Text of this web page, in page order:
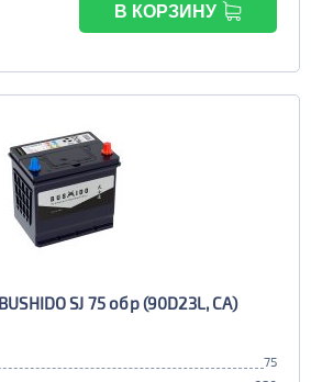
В КОРЗИНУ
SJ 75 обр (90D23L, CA)
75